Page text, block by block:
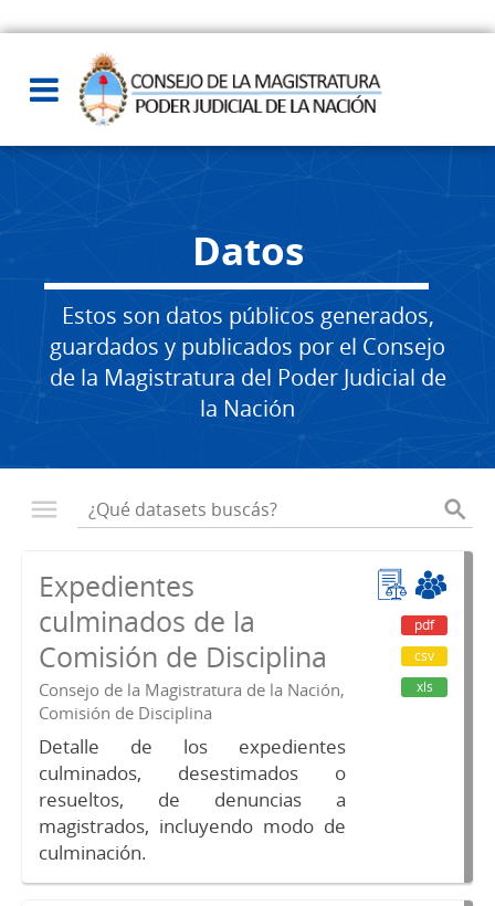
Datos
Estos son datos públicos generados,
guardados y publicados por el Consejo
de la Magistratura del Poder Judicial de
la Nación
Expedientes
culminados de la
Comisión de Disciplina
Consejo de la Magistratura de la Nación,
Comisión de Disciplina
Detalle de los expedientes
culminados, desestimados o
resueltos, de denuncias a
magistrados, incluyendo modo de
culminación.
pdf
csv
xls